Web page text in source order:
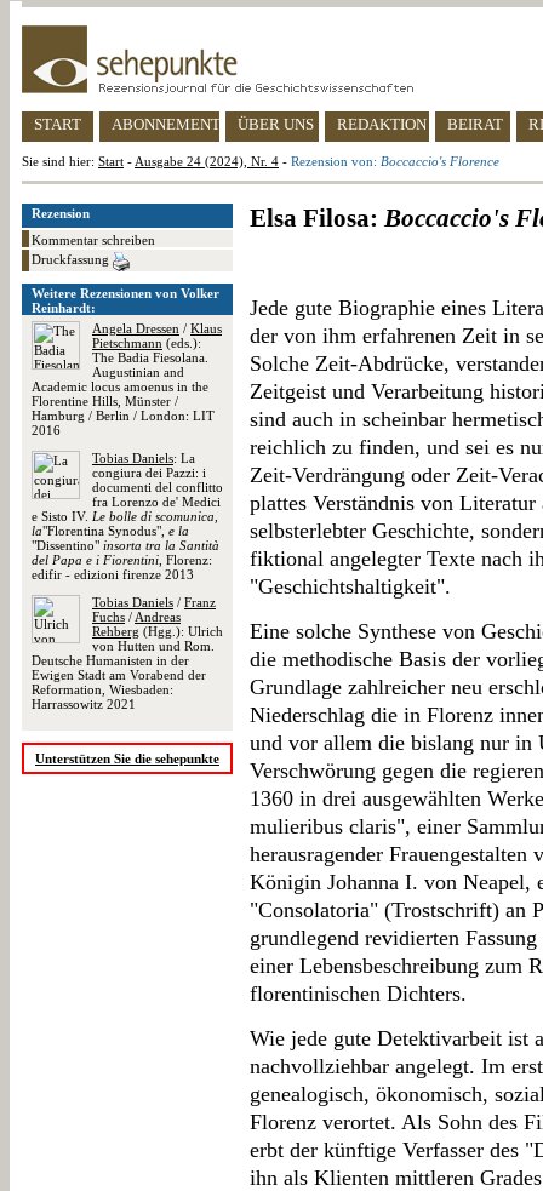
START ABONNEMENT ÜBER UNS REDAKTION BEIRAT
Sie sind hier: Start - Ausgabe 24 (2024), Nr. 4 - Rezension von: Boccaccio's Florence
Rezension
Kommentar schreiben
Druckfassung
Weitere Rezensionen von Volker
Reinhardt:
Angela Dressen / Klaus
Pietschmann (eds.):
The Badia Fiesolana.
Augustinian and
Academic locus amoenus in the
Florentine Hills, Münster /
Hamburg / Berlin / London: LIT
2016
Tobias Daniels: La
congiura dei Pazzi: i
documenti del conflitto
fra Lorenzo de' Medici
e Sisto IV. Le bolle di scomunica,
la"Florentina Synodus" , e la
"Dissentino" insorta tra la Santità
del Papa e i Fiorentini , Florenz:
edifir - edizioni firenze 2013
Tobias Daniels / Franz
Fuchs / Andreas
Rehberg (Hgg.): Ulrich
von Hutten und Rom.
Deutsche Humanisten in der
Ewigen Stadt am Vorabend der
Reformation, Wiesbaden:
Harrassowitz 2021
Unterstützen Sie die sehepunkte
Elsa Filosa:Boccaccio's
Jede gute Biographie eines
der von ihm erfahrenen Zeit in
Solche Zeit-Abdrücke,
Zeitgeist und Verarbeitung
sind auch in scheinbar
reichlich zu finden, und sei es
Zeit-Verdrängung oder Zeit-
plattes Verständnis von
selbsterlebter Geschichte,
fiktional angelegter Texte nach
"Geschichtshaltigkeit".
Eine solche Synthese von
die methodische Basis der
Grundlage zahlreicher neu
Niederschlag die in Florenz
und vor allem die bislang nur in
Verschwörung gegen die
1360 in drei ausgewählten
mulieribus claris", einer
herausragender
Königin Johanna I. von Neapel,
"Consolatoria" (Trostschrift) an
grundlegend revidierten
einer Lebensbeschreibung zum
florentinischen Dichters.
Wie jede gute Detektivarbeit ist
nachvollziehbar angelegt. Im
genealogisch, ökonomisch,
Florenz verortet. Als Sohn des
erbt der künftige Verfasser des
ihn als Klienten mittleren